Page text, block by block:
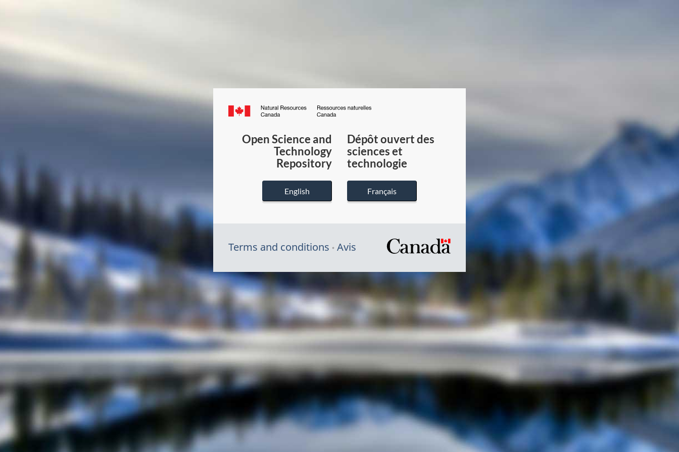
Canada.ca
du
Canada
Open Science and
Technology
Repository
English
Dépôt ouvert des
sciences et
technologie
Français
Terms and conditions Avis
/
gouvernement
du
Canada